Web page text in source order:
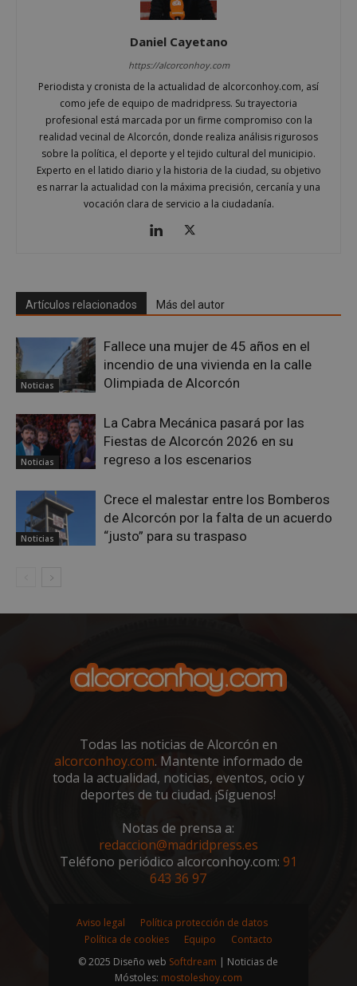
Daniel Cayetano
https://alcorconhoy.com
Periodista y cronista de la actualidad de alcorconhoy.com, así
como jefe de equipo de madridpress. Su trayectoria
profesional está marcada por un firme compromiso con la
realidad vecinal de Alcorcón, donde realiza análisis rigurosos
sobre la política, el deporte y el tejido cultural del municipio.
Experto en el latido diario y la historia de la ciudad, su objetivo
es narrar la actualidad con la máxima precisión, cercanía y una
vocación clara de servicio a la ciudadanía.
Artículos relacionados Más del autor
Noticias
Fallece una mujer de 45 años en el
incendio de una vivienda en la calle
Olimpiada de Alcorcón
Noticias
La Cabra Mecánica pasará por las
Fiestas de Alcorcón 2026 en su
regreso a los escenarios
Noticias
Crece el malestar entre los Bomberos
de Alcorcón por la falta de un acuerdo
“justo” para su traspaso
Todas las noticias de Alcorcón en
alcorconhoy.com. Mantente informado de
toda la actualidad, noticias, eventos, ocio y
deportes de tu ciudad. ¡Síguenos!
Notas de prensa a:
redaccion@madridpress.es
Teléfono periódico alcorconhoy.com: 91
643 36 97
Aviso legal
Política protección de datos
Política de cookies
Equipo
Contacto
© 2025 Diseño web Softdream | Noticias de
Móstoles: mostoleshoy.com
sp_landing
Spotify Inc.
23 horas 59
minutos
sp_t
Spotify Inc.
.spotify.com
Google
Privacy Policy